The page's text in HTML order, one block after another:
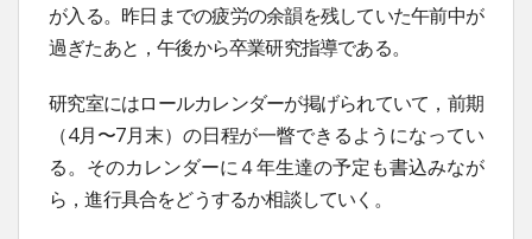
が入る。昨日までの疲労の余韻を残していた午前中が
過ぎたあと，午後から卒業研究指導である。
研究室にはロールカレンダーが掲げられていて，前期
（4月〜7月末）の日程が一瞥できるようになってい
る。そのカレンダーに４年生達の予定も書込みなが
ら，進行具合をどうするか相談していく。